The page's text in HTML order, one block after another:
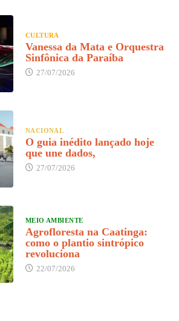
CULTURA
Vanessa da Mata e Orquestra
Sinfônica da Paraíba
27/07/2026
NACIONAL
O guia inédito lançado hoje
que une dados,
27/07/2026
MEIO AMBIENTE
Agrofloresta na Caatinga:
como o plantio sintrópico
revoluciona
22/07/2026